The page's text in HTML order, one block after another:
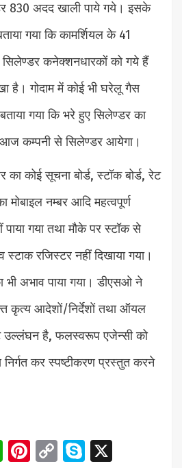
830 अदद खाली पाये गये। इसके
गया कि कामर्शियल के 41
कनेक्शनधारकों को गये हैं
है। गोदाम में कोई भी घरेलू गैस
गया कि भरे हुए सिलेण्डर का
कम्पनी से सिलेण्डर आयेगा।
का कोई सूचना बोर्ड, स्टॉक बोर्ड, रेट
मोबाइल नम्बर आदि महत्वपूर्ण
गया तथा मौके पर स्टॉक से
रजिस्टर नहीं दिखाया गया।
भी अभाव पाया गया। डीएसओ ने
कृत्य आदेशों/निर्देशों तथा ऑयल
उल्लंघन है, फलस्वरूप एजेन्सी को
कर स्पष्टीकरण प्रस्तुत करने
WhatsApp
Pinterest
CopySkype